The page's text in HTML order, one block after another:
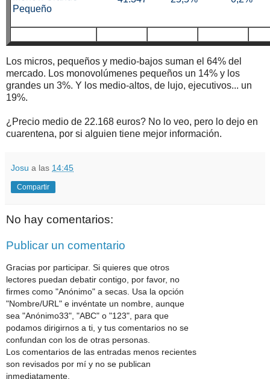
Pequeño
Los micros, pequeños y medio-bajos suman el 64% del
mercado. Los monovolúmenes pequeños un 14% y los
grandes un 3%. Y los medio-altos, de lujo, ejecutivos... un
19%.
¿Precio medio de 22.168 euros? No lo veo, pero lo dejo en
cuarentena, por si alguien tiene mejor información.
Josu a las 14:45
Compartir
No hay comentarios:
Publicar un comentario
Gracias por participar. Si quieres que otros
lectores puedan debatir contigo, por favor, no
firmes como "Anónimo" a secas. Usa la opción
"Nombre/URL" e invéntate un nombre, aunque
sea "Anónimo33", "ABC" o "123", para que
podamos dirigirnos a ti, y tus comentarios no se
confundan con los de otras personas.
Los comentarios de las entradas menos recientes
son revisados por mí y no se publican
inmediatamente.